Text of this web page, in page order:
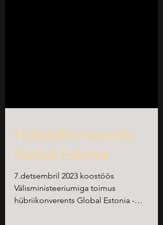
Hübriidkonverents
Global Estonia
7.detsembril 2023 koostöös
Välisministeeriumiga toimus